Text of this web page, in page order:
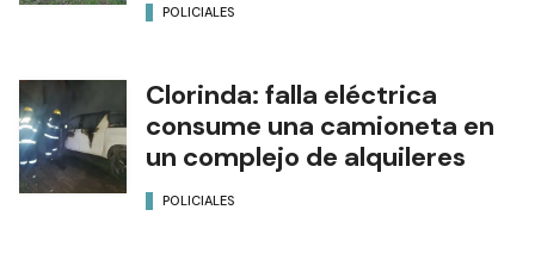
POLICIALES
Clorinda: falla eléctrica
consume una camioneta en
un complejo de alquileres
POLICIALES